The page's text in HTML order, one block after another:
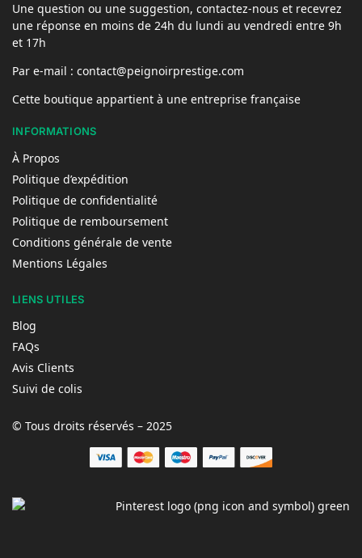
Une question ou une suggestion, contactez-nous et recevrez
une réponse en moins de 24h du lundi au vendredi entre 9h
et 17h
Par e-mail : contact@peignoirprestige.com
Cette boutique appartient à une entreprise française
INFORMATIONS
À Propos
Politique d’expédition
Politique de confidentialité
Politique de remboursement
Conditions générale de vente
Mentions Légales
LIENS UTILES
Blog
FAQs
Avis Clients
Suivi de colis
© Tous droits réservés – 2025